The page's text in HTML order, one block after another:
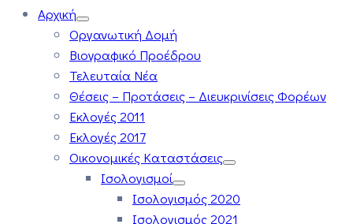
Αρχική
Οργανωτική Δομή
Βιογραφικό Προέδρου
Τελευταία Νέα
Θέσεις – Προτάσεις – Διευκρινίσεις Φορέων
Εκλογές 2011
Εκλογές 2017
Οικονομικές Καταστάσεις
Ισολογισμοί
Ισολογισμός 2020
Ισολογισμός 2021